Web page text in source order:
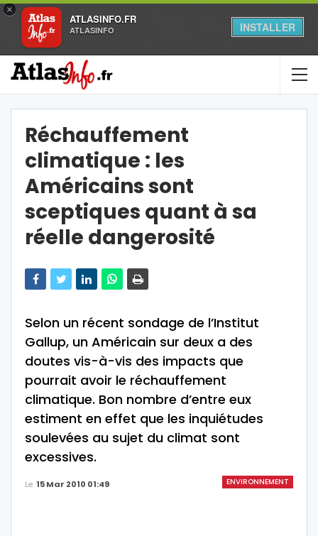
×
ATLASINFO.FR
ATLASINFO INSTALLER
Réchauffement
climatique : les
Américains sont
sceptiques quant à sa
réelle dangerosité
Selon un récent sondage de l’Institut
Gallup, un Américain sur deux a des
doutes vis-à-vis des impacts que
pourrait avoir le réchauffement
climatique. Bon nombre d’entre eux
estiment en effet que les inquiétudes
soulevées au sujet du climat sont
excessives.
ENVIRONNEMENT
Le 15 Mar 2010 01:49